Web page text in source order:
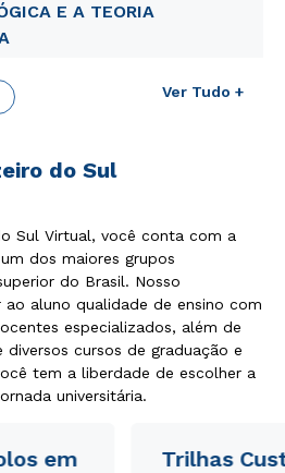
E A TEORIA
Ver Tudo +
do Sul
Sul Virtual, você conta com a
dos maiores grupos
do Brasil. Nosso
aluno qualidade de ensino com
especializados, além de
cursos de graduação e
tem a liberdade de escolher a
universitária.
em
Trilhas
ou